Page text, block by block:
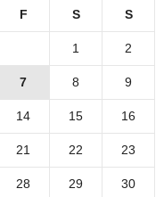
F S S
1 2
7 8 9
14 15 16
21 22 23
28 29 30